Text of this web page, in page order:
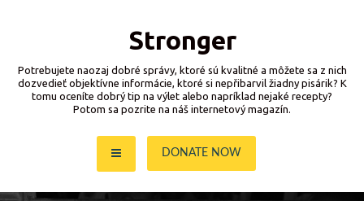
Stronger
Potrebujete naozaj dobré správy, ktoré sú kvalitné a môžete sa z nich
dozvedieť objektívne informácie, ktoré si nepřibarvil žiadny pisárik? K
tomu oceníte dobrý tip na výlet alebo napríklad nejaké recepty?
Potom sa pozrite na náš internetový magazín.
DONATE NOW